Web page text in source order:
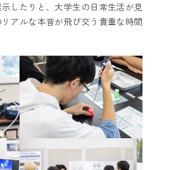
したりと、大学生の日常生活が見
アルな本音が飛び交う貴重な時間